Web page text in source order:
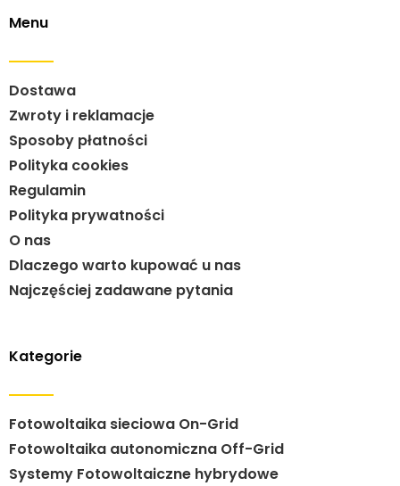
Menu
Dostawa
Zwroty i reklamacje
Sposoby płatności
Polityka cookies
Regulamin
Polityka prywatności
O nas
Dlaczego warto kupować u nas
Najczęściej zadawane pytania
Kategorie
Fotowoltaika sieciowa On-Grid
Fotowoltaika autonomiczna Off-Grid
Systemy Fotowoltaiczne hybrydowe